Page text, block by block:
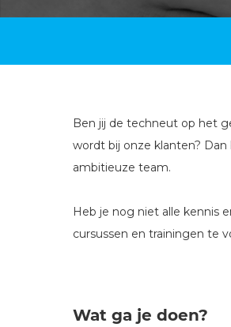
Ben jij de techneut op het
wordt bij onze klanten?
ambitieuze team.
Heb je nog niet alle kennis
cursussen en trainingen te
Wat ga je doen?